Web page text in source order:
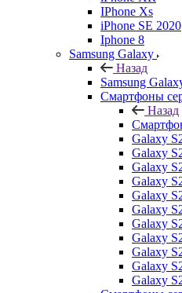
IPhone Xs
iPhone SE 2020
Iphone 8
Samsung Galaxy
Назад
Samsung
Смартфоны
Назад
Galaxy
Galaxy
Galaxy
Galaxy
Galaxy
Galaxy
Galaxy
Galaxy
Galaxy
Galaxy
Galaxy